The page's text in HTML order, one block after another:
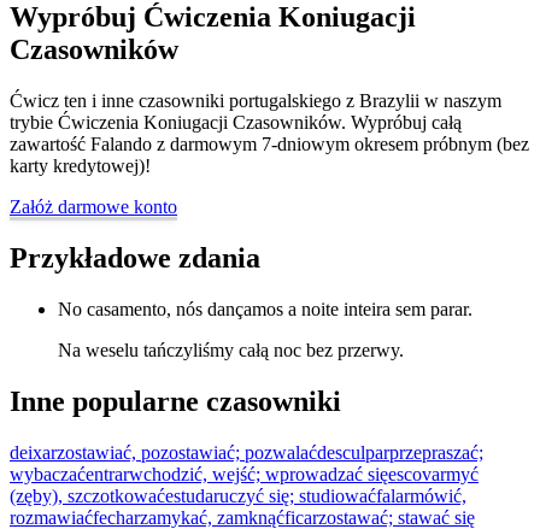
Wypróbuj Ćwiczenia Koniugacji
Czasowników
Ćwicz ten i inne czasowniki portugalskiego z Brazylii w naszym
trybie Ćwiczenia Koniugacji Czasowników. Wypróbuj całą
zawartość Falando z darmowym 7-dniowym okresem próbnym (bez
karty kredytowej)!
Załóż darmowe konto
Przykładowe zdania
No casamento, nós dançamos a noite inteira sem parar.
Na weselu tańczyliśmy całą noc bez przerwy.
Inne popularne czasowniki
deixarzostawiać, pozostawiać; pozwalaćdesculparprzepraszać;
wybaczaćentrarwchodzić, wejść; wprowadzać sięescovarmyć
(zęby), szczotkowaćestudaruczyć się; studiowaćfalarmówić,
rozmawiaćfecharzamykać, zamknąćficarzostawać; stawać się